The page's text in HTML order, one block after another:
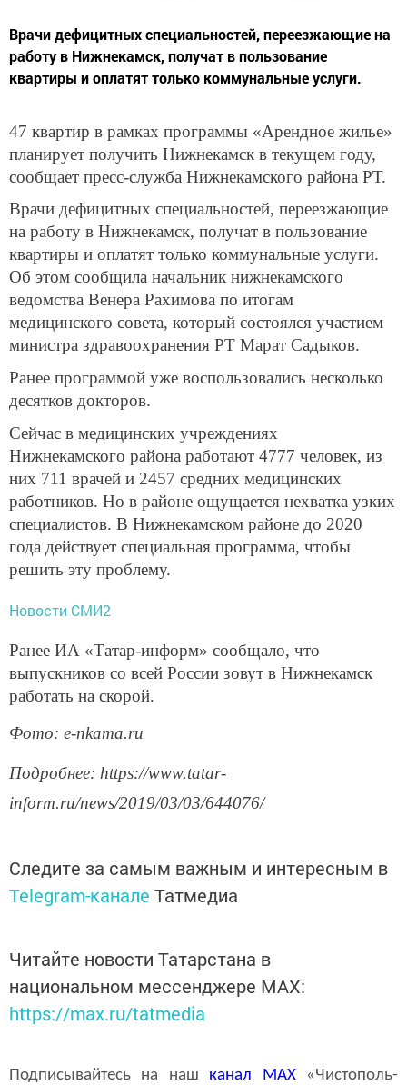
Врачи дефицитных специальностей, переезжающие на
работу в Нижнекамск, получат в пользование
квартиры и оплатят только коммунальные услуги.
47 квартир в рамках программы «Арендное жилье»
планирует получить Нижнекамск в текущем году,
сообщает пресс-служба Нижнекамского района РТ.
Врачи дефицитных специальностей, переезжающие
на работу в Нижнекамск, получат в пользование
квартиры и оплатят только коммунальные услуги.
Об этом сообщила начальник нижнекамского
ведомства Венера Рахимова по итогам
медицинского совета, который состоялся участием
министра здравоохранения РТ Марат Садыков.
Ранее программой уже воспользовались несколько
десятков докторов.
Сейчас в медицинских учреждениях
Нижнекамского района работают 4777 человек, из
них 711 врачей и 2457 средних медицинских
работников. Но в районе ощущается нехватка узких
специалистов. В Нижнекамском районе до 2020
года действует специальная программа, чтобы
решить эту проблему.
Новости СМИ2
Ранее ИА «Татар-информ» сообщало, что
выпускников со всей России зовут в Нижнекамск
работать на скорой.
Фото: e-nkama.ru
Подробнее: https://www.tatar-
inform.ru/news/2019/03/03/644076/
Следите за самым важным и интересным в
Telegram-канале Татмедиа
Читайте новости Татарстана в
национальном мессенджере MАХ:
https://max.ru/tatmedia
Подписывайтесь на наш канал MAX«Чистополь-